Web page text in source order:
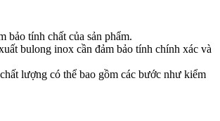
tính chất của sản phẩm.
bulong inox cần đảm bảo tính chính xác và
lượng có thể bao gồm các bước như kiểm